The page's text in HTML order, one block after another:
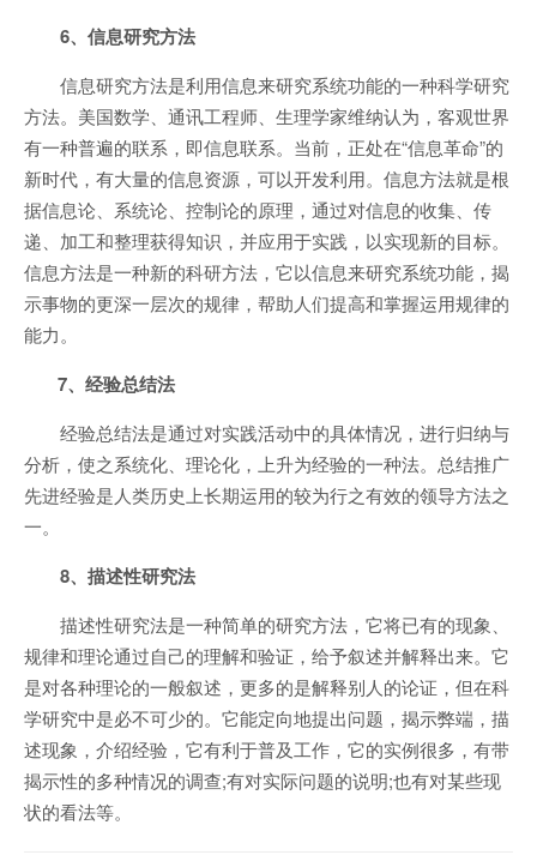
6、信息研究方法
信息研究方法是利用信息来研究系统功能的一种科学研究
方法。美国数学、通讯工程师、生理学家维纳认为，客观世界
有一种普遍的联系，即信息联系。当前，正处在“信息革命”的
新时代，有大量的信息资源，可以开发利用。信息方法就是根
据信息论、系统论、控制论的原理，通过对信息的收集、传
递、加工和整理获得知识，并应用于实践，以实现新的目标。
信息方法是一种新的科研方法，它以信息来研究系统功能，揭
示事物的更深一层次的规律，帮助人们提高和掌握运用规律的
能力。
7、经验总结法
经验总结法是通过对实践活动中的具体情况，进行归纳与
分析，使之系统化、理论化，上升为经验的一种法。总结推广
先进经验是人类历史上长期运用的较为行之有效的领导方法之
一。
8、描述性研究法
描述性研究法是一种简单的研究方法，它将已有的现象、
规律和理论通过自己的理解和验证，给予叙述并解释出来。它
是对各种理论的一般叙述，更多的是解释别人的论证，但在科
学研究中是必不可少的。它能定向地提出问题，揭示弊端，描
述现象，介绍经验，它有利于普及工作，它的实例很多，有带
揭示性的多种情况的调查;有对实际问题的说明;也有对某些现
状的看法等。